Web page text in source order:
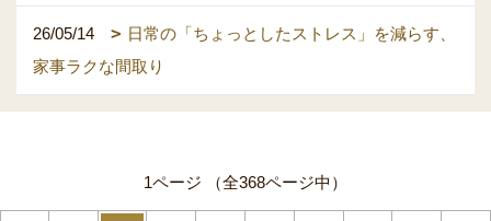
26/05/14
日常の「ちょっとしたストレス」を減らす、
家事ラクな間取り
1ページ （全368ページ中）